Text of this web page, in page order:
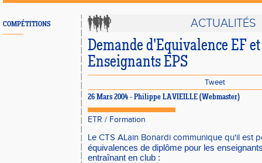
COMPÉTITIONS ACTUALITÉS
Demande d'Equivalence EF
Enseignants EPS
Tweet
26 Mars 2004 - Philippe LAVIEILLE (Webmaster)
ETR / Formation
Le CTS ALain Bonardi communique qu'il est
équivalences de diplôme pour les
entraînant en club :